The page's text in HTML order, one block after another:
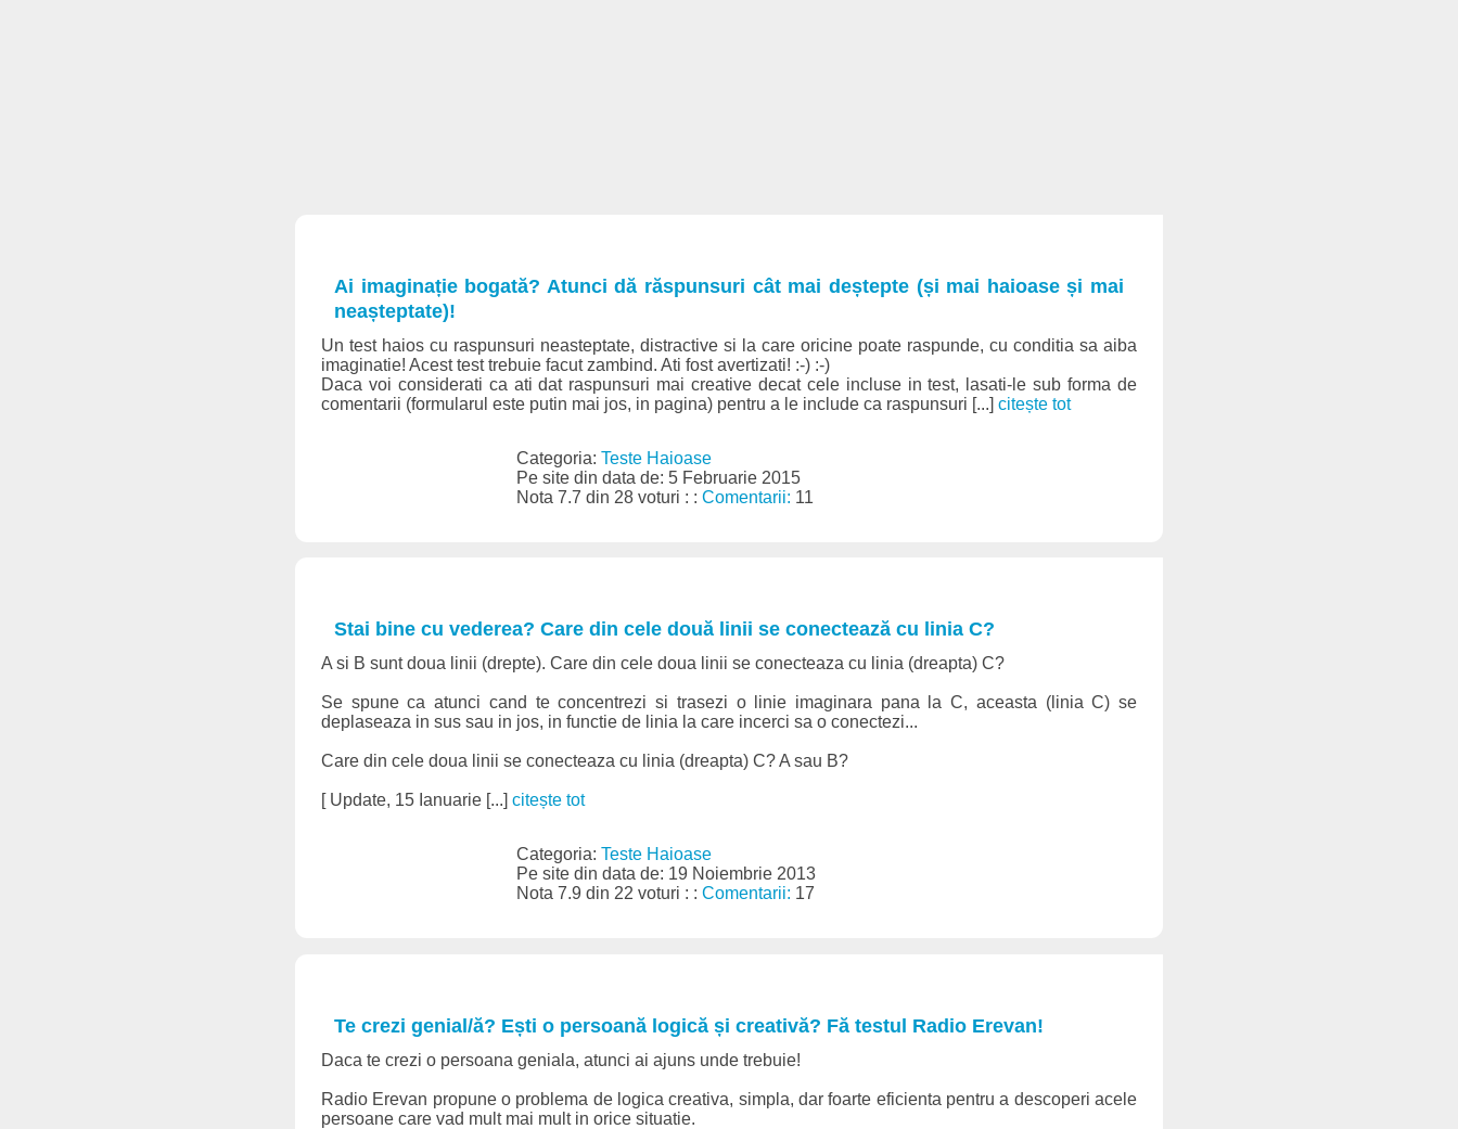
Ai imaginație bogată? Atunci dă răspunsuri cât mai deștepte (și mai haioase și mai
neașteptate)!
Un test haios cu raspunsuri neasteptate, distractive si la care oricine poate raspunde, cu conditia sa aiba
imaginatie! Acest test trebuie facut zambind. Ati fost avertizati! :-) :-)
Daca voi considerati ca ati dat raspunsuri mai creative decat cele incluse in test, lasati-le sub forma de
comentarii (formularul este putin mai jos, in pagina) pentru a le include ca raspunsuri [...] citește tot
Categoria:Teste Haioase
Pe site din data de: 5 Februarie 2015
Nota 7.7 din 28 voturi : :Comentarii: 11
Stai bine cu vederea? Care din cele două linii se conectează cu linia C?
A si B sunt doua linii (drepte). Care din cele doua linii se conecteaza cu linia (dreapta) C?
Se spune ca atunci cand te concentrezi si trasezi o linie imaginara pana la C, aceasta (linia C) se
deplaseaza in sus sau in jos, in functie de linia la care incerci sa o conectezi...
Care din cele doua linii se conecteaza cu linia (dreapta) C? A sau B?
[ Update, 15 Ianuarie [...] citește tot
Categoria:Teste Haioase
Pe site din data de: 19 Noiembrie 2013
Nota 7.9 din 22 voturi : :Comentarii: 17
Te crezi genial/ă? Ești o persoană logică și creativă? Fă testul Radio Erevan!
Daca te crezi o persoana geniala, atunci ai ajuns unde trebuie!
Radio Erevan propune o problema de logica creativa, simpla, dar foarte eficienta pentru a descoperi acele
persoane care vad mult mai mult in orice situatie.